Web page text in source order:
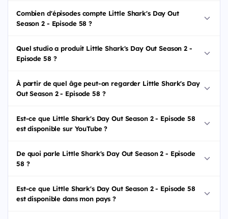
Combien d'épisodes compte Little Shark's Day Out
Season 2 - Episode 58 ?
Quel studio a produit Little Shark's Day Out Season 2 -
Episode 58 ?
À partir de quel âge peut-on regarder Little Shark's Day
Out Season 2 - Episode 58 ?
Est-ce que Little Shark's Day Out Season 2 - Episode 58
est disponible sur YouTube ?
De quoi parle Little Shark's Day Out Season 2 - Episode
58 ?
Est-ce que Little Shark's Day Out Season 2 - Episode 58
est disponible dans mon pays ?